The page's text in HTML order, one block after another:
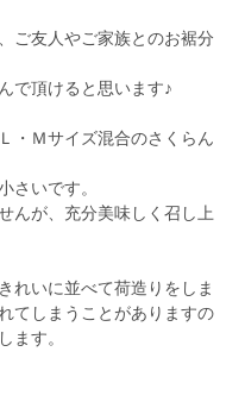
ご友人やご家族とのお裾分
で頂けると思います♪
・Ｍサイズ混合のさくらん
さいです。
んが、充分美味しく召し上
れいに並べて荷造りをしま
てしまうことがありますの
ます。